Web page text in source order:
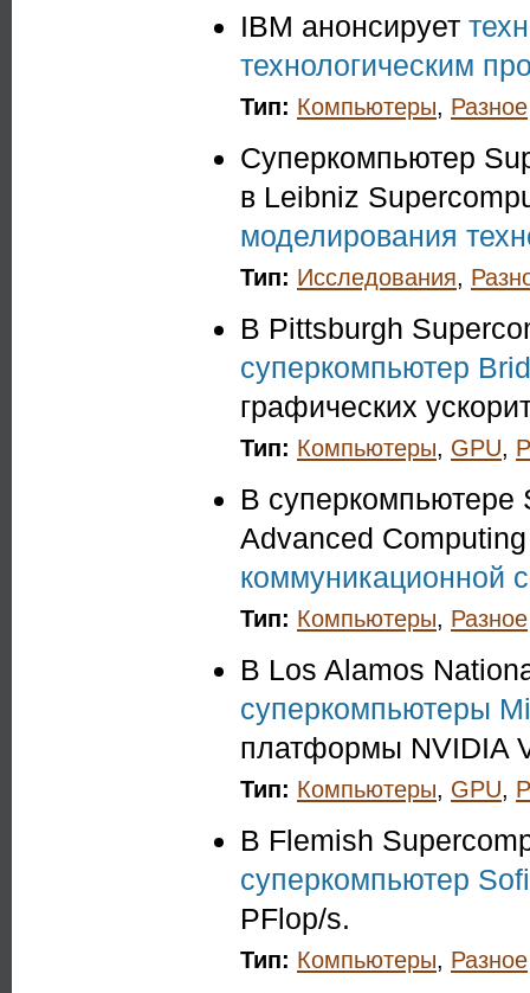
IBM анонсирует
технологическим
Тип: Компьютеры, Разное
Суперкомпьютер
в Leibniz
моделирования
Тип: Исследования,
В Pittsburgh
суперкомпьютер
графических
Тип: Компьютеры, GPU,
В суперкомпьютере
Advanced
коммуникационной
Тип: Компьютеры, Разное
В Los Alamos
суперкомпьютеры
платформы NVIDIA
Тип: Компьютеры, GPU,
В Flemish
суперкомпьютер
PFlop/s.
Тип: Компьютеры, Разное